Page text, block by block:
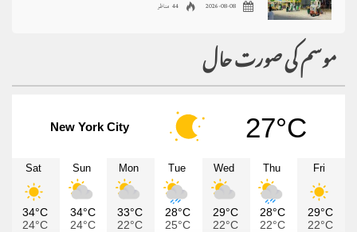
2026-08-08 44 مناظر
موسم کی صورت حال
New York City 27°C
Sat
34°C
24°C
Sun
34°C
24°C
Mon
33°C
22°C
Tue
28°C
25°C
Wed
29°C
22°C
Thu
28°C
22°C
Fri
29°C
22°C